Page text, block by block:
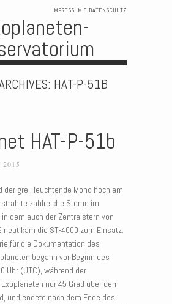
IMPRESSUM & DATENSCHUTZ
HAT-P-51B
HAT-P-51b
der grell leuchtende Mond hoch am
zahlreiche Sterne im
dem auch der Zentralstern von
kam die ST-4000 zum Einsatz.
für die Dokumentation des
begann vor Beginn des
Uhr (UTC), während der
nur 45 Grad über dem
und endete nach dem Ende des